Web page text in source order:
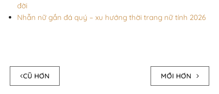
đời
Nhẫn nữ gắn đá quý – xu hướng thời trang nữ tính 2026
CŨ HƠN MỚI HƠN